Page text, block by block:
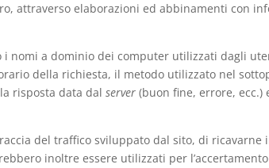
attraverso elaborazioni ed abbinamenti con
nomi a dominio dei computer utilizzati dagli
della richiesta, il metodo utilizzato nel
risposta data dalserver (buon fine, errore,
del traffico sviluppato dal sito, di
inoltre essere utilizzati per